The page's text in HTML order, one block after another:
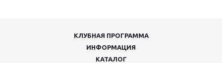
КЛУБНАЯ ПРОГРАММА
ИНФОРМАЦИЯ
КАТАЛОГ